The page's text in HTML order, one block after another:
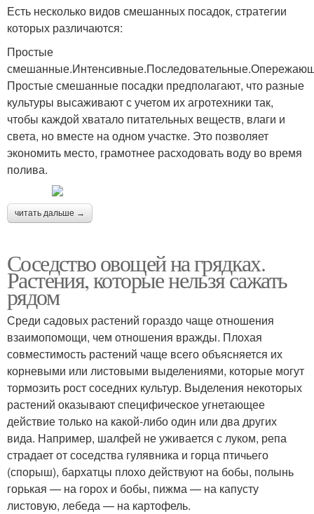
Есть несколько видов смешанных посадок, стратегии
которых различаются:
Простые
Простые смешанные посадки предполагают, что разные
культуры высаживают с учетом их агротехники так,
чтобы каждой хватало питательных веществ, влаги и
света, но вместе на одном участке. Это позволяет
экономить место, грамотнее расходовать воду во время
полива.
читать дальше →
Соседство овощей на грядках.
Растения, которые нельзя сажать
рядом
Среди садовых растений гораздо чаще отношения
взаимопомощи, чем отношения вражды. Плохая
совместимость растений чаще всего объясняется их
корневыми или листовыми выделениями, которые могут
тормозить рост соседних культур. Выделения некоторых
растений оказывают специфическое угнетающее
действие только на какой-либо один или два других
вида. Например, шалфей не уживается с луком, репа
страдает от соседства гулявника и горца птичьего
(спорыш), бархатцы плохо действуют на бобы, полынь
горькая — на горох и бобы, пижма — на капусту
листовую, лебеда — на картофель.